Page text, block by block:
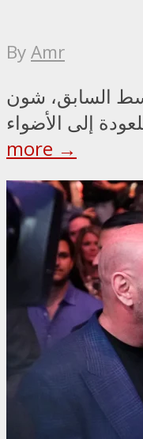
ByAmr
السابق، شون
more →